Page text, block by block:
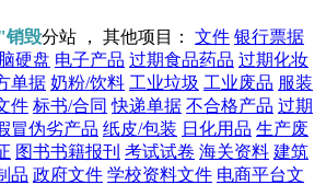
毁分站 ， 其他项目： 文件 银行票据
硬盘 电子产品 过期食品药品 过期化妆
单据 奶粉/饮料 工业垃圾 工业废品 服装
件 标书/合同 快递单据 不合格产品 过期
冒伪劣产品 纸皮/包装 日化用品 生产废
图书书籍报刊 考试试卷 海关资料 建筑
品 政府文件 学校资料文件 电商平台文